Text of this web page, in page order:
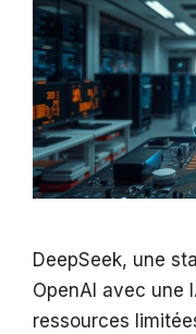
DeepSeek, une
OpenAI avec une
ressources